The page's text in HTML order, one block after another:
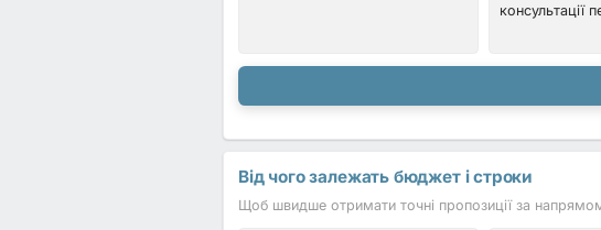
консультації
Від чого залежать бюджет і строки
Щоб швидше отримати точні пропозиції за